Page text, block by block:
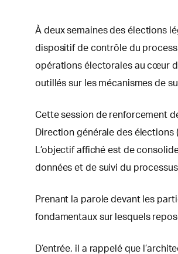
À deux semaines des élections
dispositif de contrôle du
opérations électorales au cœur
outillés sur les mécanismes de
Cette session de renforcement
Direction générale des élections
L’objectif affiché est de
données et de suivi du
Prenant la parole devant les
fondamentaux sur lesquels
D’entrée, il a rappelé que